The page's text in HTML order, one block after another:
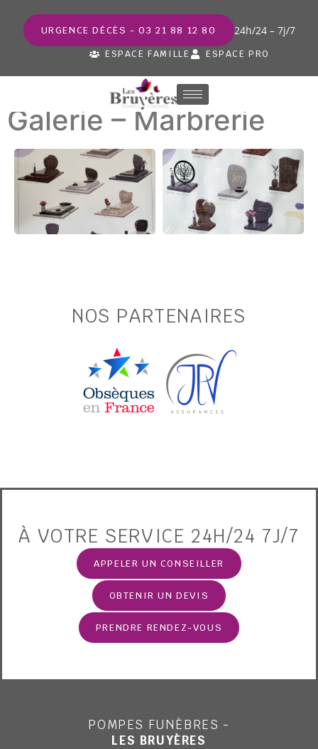
URGENCE DÉCÈS - 03 21 88 12 80 24h/24 – 7j/7
ESPACE FAMILLE ESPACE PRO
Galerie – Marbrerie
NOS PARTENAIRES
À VOTRE SERVICE 24H/24 7J/7
APPELER UN CONSEILLER
OBTENIR UN DEVIS
PRENDRE RENDEZ-VOUS
POMPES FUNÈBRES -
LES BRUYÈRES